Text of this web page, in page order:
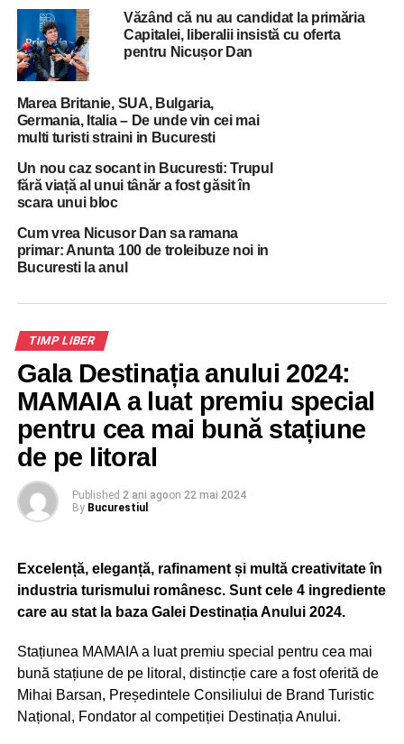
București, spre exemplu, în care poți mânca fără emoții!
Ce vreau să vă rog: gătiți acasă de câte ori puteți! E un
pas mare spre o viață muult mai sănătoasă, mai ales dacă
țineți la sănătatea copiilor voștri!
Nu sunt extremist, nu plec cu aragazul după mine in
ales că, de multe ori (…) ni se vinde la preț mare o
mâncare de doi lei, adesea expirată”, scrie Turcescu pe
Cine vrea un parc acvatic de la primarie? Sectorul
3 scoate la licitatie prin concesiune Complexului
Acvatic – Parc Pantelimon
DON'T MISS
FC Barcelona – FCSB, marele meci al anului 2023
in Bucuresti?
Văzând că nu au candidat la primăria
Capitalei, liberalii insistă cu oferta
pentru Nicușor Dan
Marea Britanie, SUA, Bulgaria,
Germania, Italia – De unde vin cei mai
multi turisti straini in Bucuresti
Un nou caz socant in Bucuresti: Trupul
fără viață al unui tânăr a fost găsit în
scara unui bloc
Cum vrea Nicusor Dan sa ramana
primar: Anunta 100 de troleibuze noi in
Bucuresti la anul
TIMP LIBER
Gala Destinația anului 2024:
MAMAIA a luat premiu special
pentru cea mai bună stațiune
de pe litoral
Published 2 ani agoon 22 mai 2024
By Bucurestiul
Excelență, eleganță, rafinament și multă creativitate în
industria turismului românesc. Sunt cele 4 ingrediente
care au stat la baza Galei Destinația Anului 2024.
Stațiunea MAMAIA a luat premiu special pentru cea mai
bună stațiune de pe litoral, distincție care a fost oferită de
Mihai Barsan, Președintele Consiliului de Brand Turistic
Național, Fondator al competiției Destinația Anului.